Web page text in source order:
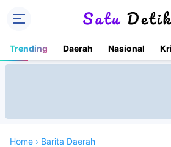
Trending Daerah Nasional
Home › Barita Daerah